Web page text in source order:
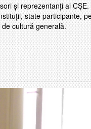
și reprezentanți ai CȘE.
state participante,
cultură generală.